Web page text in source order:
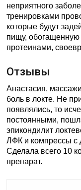
неприятного
тренировками
которые будут
пищу,
протеинами,
Отзывы
Анастасия,
боль в локте. Не
появлялись, то
постоянными,
эпикондилит
ЛФК и компрессы с
Сделала всего 10
препарат.